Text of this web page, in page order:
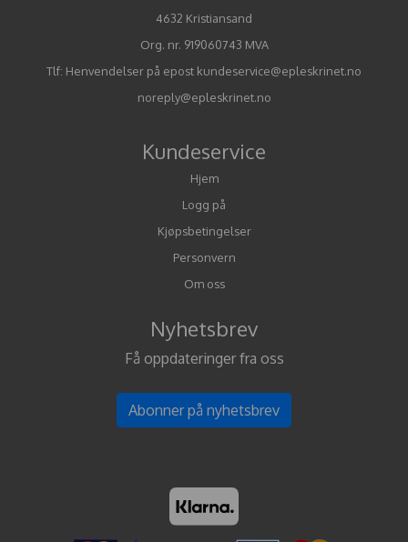
4632 Kristiansand
Org. nr. 919060743 MVA
Tlf: Henvendelser på epost kundeservice@epleskrinet.no
noreply@epleskrinet.no
Kundeservice
Hjem
Logg på
Kjøpsbetingelser
Personvern
Om oss
Nyhetsbrev
Få oppdateringer fra oss
Abonner på nyhetsbrev